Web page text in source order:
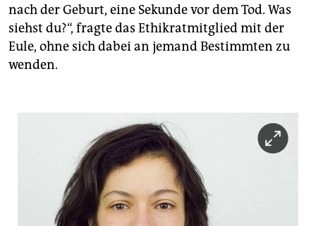
nach der Geburt, eine Sekunde vor dem Tod. Was
siehst du?“, fragte das Ethikratmitglied mit der
Eule, ohne sich dabei an jemand Bestimmten zu
wenden.